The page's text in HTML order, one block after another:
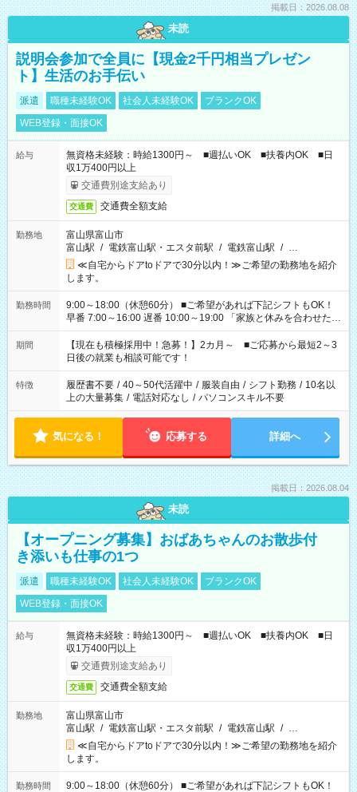
掲載日：2026.08.08
未読
説明会参加で全員に【現金2千円相当プレゼン
ト】生活のお手伝い
派遣 職種未経験OK 社会人未経験OK
ブランクOK
WEB登録・面接OK
給与
無資格未経験：時給1300円～ ■週払いOK ■扶養内OK ■日
収1万400円以上
交通費別途支給あり
交通費 交通費全額支給
勤務地
富山県富山市
富山駅 / 電鉄富山駅・エスタ前駅 / 電鉄富山駅 / …
≪自宅からドアtoドアで30分以内！≫ご希望の勤務地を紹介
します。
勤務時間
9:00～18:00（休憩60分） ■ご希望があれば下記シフトもOK！
早番 7:00～16:00 遅番 10:00～19:00 「家族と休みを合わせた
い」 「余裕を持って夕飯の準備がしたい」 「できれば残業はし
たくない」 など、ご希望を教えてくださいね。 ※Wワーク希望
の方へ 今ご覧のお仕事で希望する勤務時間と、もう1つのお仕事
の勤務時間。 合計で週40時間を超える場合は応募できません。
期間
【現在も積極採用中！急募！】2カ月～ ■ご応募から最短2～3
日後の就業も相談可能です！
特徴 履歴書不要 / 40～50代活躍中 / 服装自由 / シフト勤務 / 10名以
上の大量募集 / 電話対応なし / パソコンスキル不要
気になる！ 応募する 詳細へ
掲載日：2026.08.04
未読
【オープニング募集】おばあちゃんのお散歩付
き添いも仕事の1つ
派遣 職種未経験OK 社会人未経験OK
ブランクOK
WEB登録・面接OK
給与
無資格未経験：時給1300円～ ■週払いOK ■扶養内OK ■日
収1万400円以上
交通費別途支給あり
交通費 交通費全額支給
勤務地
富山県富山市
富山駅 / 電鉄富山駅・エスタ前駅 / 電鉄富山駅 / …
≪自宅からドアtoドアで30分以内！≫ご希望の勤務地を紹介
します。
勤務時間
9:00～18:00（休憩60分） ■ご希望があれば下記シフトもOK！